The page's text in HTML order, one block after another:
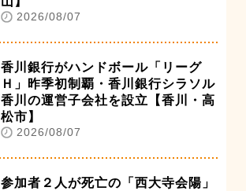
2026/08/07
香川銀行がハンドボール「リーグ
Ｈ」昨季初制覇・香川銀行シラソル
香川の運営子会社を設立【香川・高
松市】
2026/08/07
参加者２人が死亡の「西大寺会陽」